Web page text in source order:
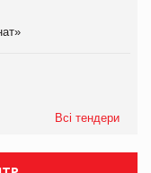
Всі тендери